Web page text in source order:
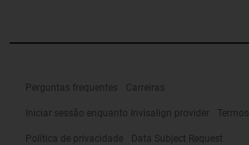
Perguntas frequentes Carreiras
Iniciar sessão enquanto Invisalign provider
Política de privacidade Data Subject Request